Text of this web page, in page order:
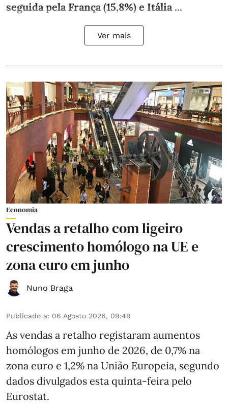
seguida pela França (15,8%) e Itália ...
Ver mais
Economia
Vendas a retalho com ligeiro
crescimento homólogo na UE e
zona euro em junho
Nuno Braga
Publicado a: 06 Agosto 2026, 09:49
As vendas a retalho registaram aumentos
homólogos em junho de 2026, de 0,7% na
zona euro e 1,2% na União Europeia, segundo
dados divulgados esta quinta-feira pelo
Eurostat.